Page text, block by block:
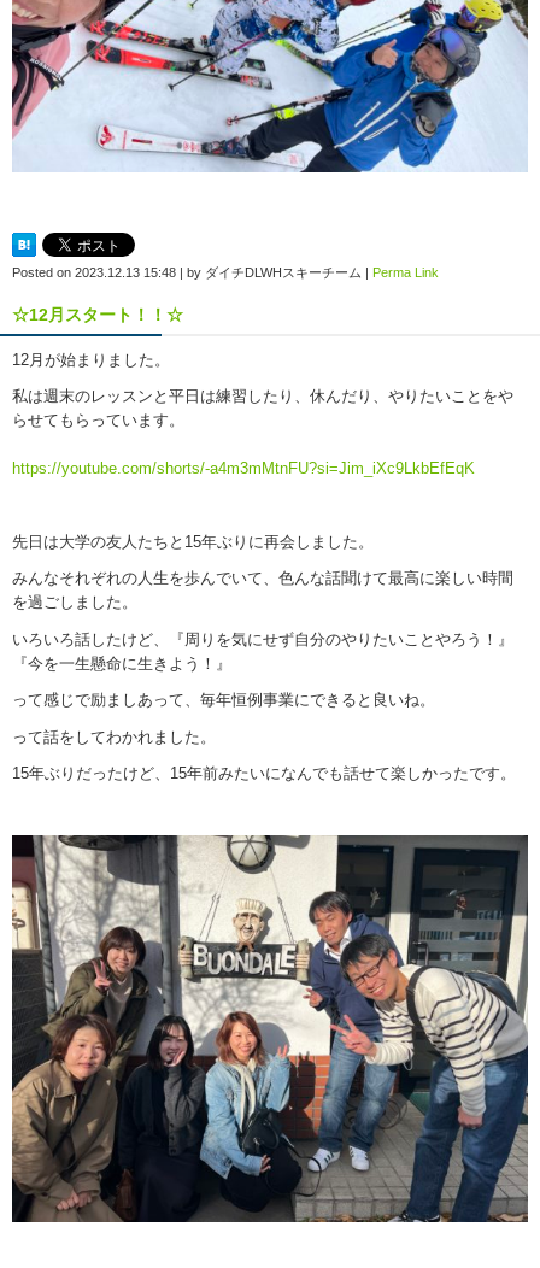
Posted on 2023.12.13 15:48 | by ダイチDLWHスキーチーム | Perma Link
☆12月スタート！！☆
12月が始まりました。
私は週末のレッスンと平日は練習したり、休んだり、やりたいことをや
らせてもらっています。
https://youtube.com/shorts/-a4m3mMtnFU?si=Jim_iXc9LkbEfEqK
先日は大学の友人たちと15年ぶりに再会しました。
みんなそれぞれの人生を歩んでいて、色んな話聞けて最高に楽しい時間
を過ごしました。
いろいろ話したけど、『周りを気にせず自分のやりたいことやろう！』
『今を一生懸命に生きよう！』
って感じで励ましあって、毎年恒例事業にできると良いね。
って話をしてわかれました。
15年ぶりだったけど、15年前みたいになんでも話せて楽しかったです。